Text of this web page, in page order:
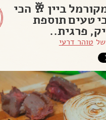
ביין 🥂 הכי
טעים תוספת
פרגית..
טוהר דרעי